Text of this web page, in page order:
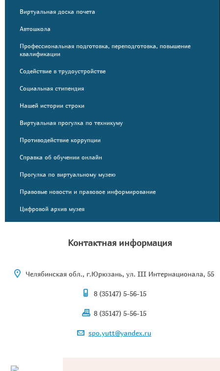
Виртуальная доска почета
Автошкола
Профессиональная подготовка, переподготовка, повышение
квалификации
Содействие в трудоустройстве
Социальная стипендия
Нашей истории строки
Виртуальная прогулка по техникуму
Противодействие коррупции
Справка об обучении онлайн
Прогулка по виртуальному музею
Правовые новости и правовое информирование
Цифровой архив музея
Контактная информация
Челябинская обл., г.Юрюзань, ул. III Интернационала, 55
8 (35147) 5-56-15
8 (35147) 5-56-15
spo.yutt@yandex.ru